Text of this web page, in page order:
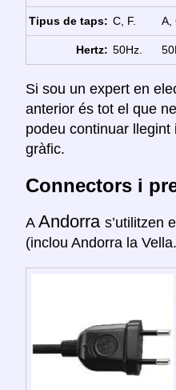
Tipus de taps: C, F. A,
Hertz: 50Hz.
Si sou un expert en
anterior és tot el que
podeu continuar llegint
gràfic.
Connectors i
A Andorra s’utilitzen
(inclou Andorra la